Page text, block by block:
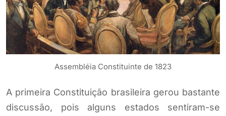
Assembléia Constituinte de 1823
A primeira Constituição brasileira gerou bastante
discussão, pois alguns estados sentiram-se